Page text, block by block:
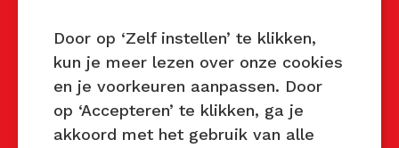
Techniek Tastbaar in uw regio
te organiseren of heeft u
vragen over dit evenement,
neem dan contact met ons op
via de gegevens.
Door op ‘Zelf instellen’ te klikken,
kun je meer lezen over onze cookies
en je voorkeuren aanpassen. Door
op ‘Accepteren’ te klikken, ga je
akkoord met het gebruik van alle